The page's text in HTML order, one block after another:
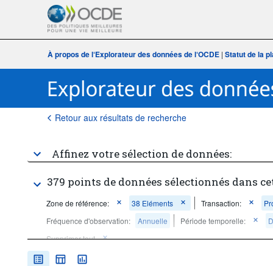
À propos de l‘Explorateur des données de l‘OCDE | Statut de la
Retour aux résultats de recherche
Affinez votre sélection de données:
379 points de données sélectionnés dans
Zone de référence: 38 Eléments Transaction:
Fréquence d'observation:
Annuelle Période temporelle:
Supprimer tout